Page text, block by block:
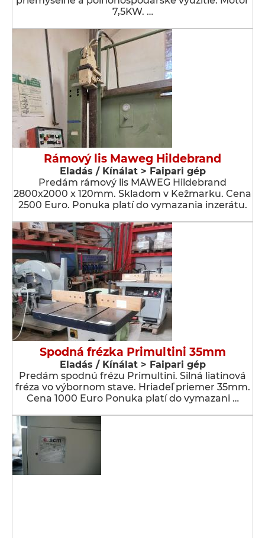
7,5KW. …
Rámový lis Maweg Hildebrand
Eladás / Kínálat > Faipari gép
Predám rámový lis MAWEG Hildebrand
2800x2000 x 120mm. Skladom v Kežmarku. Cena
2500 Euro. Ponuka platí do vymazania inzerátu.
Spodná frézka Primultini 35mm
Eladás / Kínálat > Faipari gép
Predám spodnú frézu Primultini. Silná liatinová
fréza vo výbornom stave. Hriadeľ priemer 35mm.
Cena 1000 Euro Ponuka platí do vymazani …